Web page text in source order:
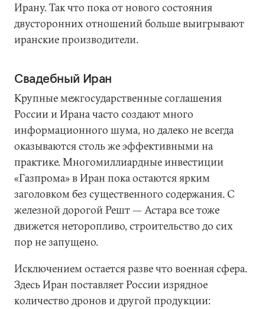
Ирану. Так что пока от нового состояния
двусторонних отношений больше выигрывают
иранские производители.
Свадебный Иран
Крупные межгосударственные соглашения
России и Ирана часто создают много
информационного шума, но далеко не всегда
оказываются столь же эффективными на
практике. Многомиллиардные инвестиции
«Газпрома» в Иран пока остаются ярким
заголовком без существенного содержания. С
железной дорогой Решт — Астара все тоже
движется неторопливо, строительство до сих
пор не запущено.
Исключением остается разве что военная сфера.
Здесь Иран поставляет России изрядное
количество дронов и другой продукции: